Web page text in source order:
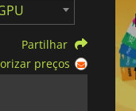
Partilhar
preços